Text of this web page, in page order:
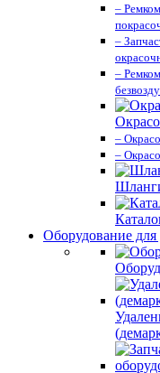
–
–
–
–
–
Оборудование